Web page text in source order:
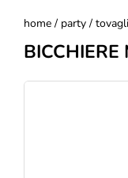
home / party /